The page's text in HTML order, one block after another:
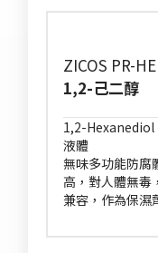
ZICOS PR-
1,2-己二醇
1,2-Hexanediol
液體
無味多功能防腐
高，對人體無毒
兼容，作為保濕